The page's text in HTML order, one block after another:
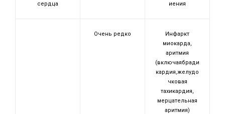
сердца
иения
Очень редко
Инфаркт
миокарда,
аритмия
(включаябради
кардия,желудо
чковая
тахикардия,
мерцательная
аритмия)